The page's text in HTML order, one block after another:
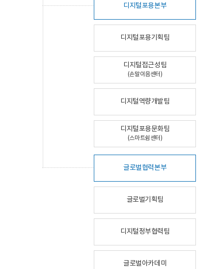
디지털포용본부
디지털포용기획팀
디지털접근성팀
(손말이음센터)
디지털역량개발팀
디지털포용문화팀
(스마트쉼센터)
글로벌협력본부
글로벌기획팀
디지털정부협력팀
글로벌아카데미